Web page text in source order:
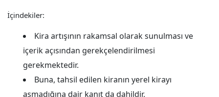
İçindekiler:
Kira artışının rakamsal olarak sunulması ve
içerik açısından gerekçelendirilmesi
gerekmektedir.
Buna, tahsil edilen kiranın yerel kirayı
aşmadığına dair kanıt da dahildir.